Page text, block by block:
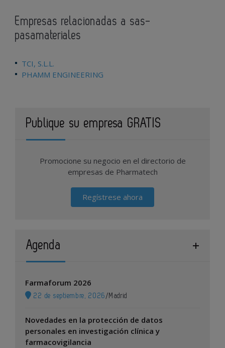
Empresas relacionadas a sas-
pasamateriales
TCI, S.L.L.
PHAMM ENGINEERING
Publique su empresa GRATIS
Promocione su negocio en el directorio de
empresas de Pharmatech
Regístrese ahora
Agenda
Farmaforum 2026
22 de septiembre, 2026 / Madrid
Novedades en la protección de datos
personales en investigación clínica y
farmacovigilancia